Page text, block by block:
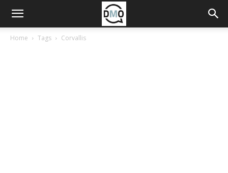
Home Tags Corvallis